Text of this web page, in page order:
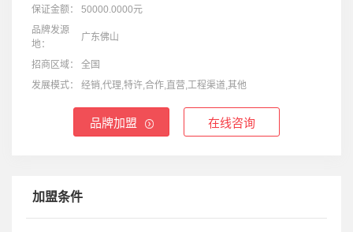
保证金额：
50000.0000元
品牌发源
地：
广东佛山
招商区域：
全国
发展模式：
经销,代理,特许,合作,直营,工程渠道,其他
品牌加盟 在线咨询
加盟条件